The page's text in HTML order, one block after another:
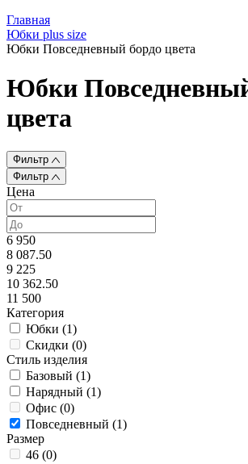
Главная
Юбки plus size
Юбки Повседневный бордо цвета
Юбки
цвета
Фильтр
Фильтр
Цена
6 950
8 087.50
9 225
10 362.50
11 500
Категория
Юбки (1)
Скидки (0)
Стиль изделия
Базовый (1)
Нарядный (1)
Офис (0)
Повседневный (1)
Размер
46 (0)